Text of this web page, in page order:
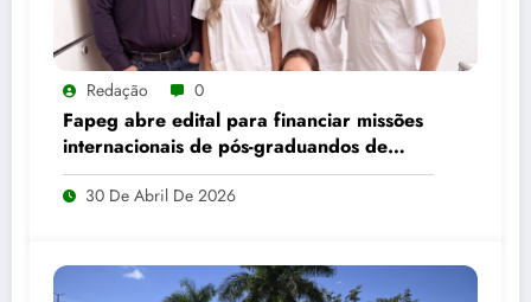
Redação 0
Fapeg abre edital para financiar missões
internacionais de pós-graduandos de
Goiás
30 De Abril De 2026